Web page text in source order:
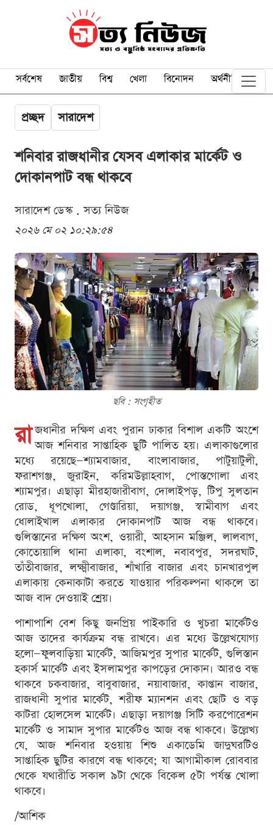
সর্বশেষ জাতীয় বিশ্ব খেলা বিনোদন অর্থনীতি
প্রচ্ছদ সারাদেশ
শনিবার রাজধানীর যেসব এলাকার মার্কেট ও
দোকানপাট বন্ধ থাকবে
সারাদেশ ডেস্ক . সত্য নিউজ
২০২৬ মে ০২ ১০:২৯:৫৪
ছবি : সংগৃহীত
রা জধানীর দক্ষিণ এবং পুরান ঢাকার বিশাল একটি অংশে
আজ শনিবার সাপ্তাহিক ছুটি পালিত হয়। এলাকাগুলোর
মধ্যে রয়েছে—শ্যামবাজার, বাংলাবাজার, পাটুয়াটুলী,
ফরাশগঞ্জ, জুরাইন, করিমউল্লাহবাগ, পোস্তগোলা এবং
শ্যামপুর। এছাড়া মীরহাজারীবাগ, দোলাইপড়, টিপু সুলতান
রোড, ধূপখোলা, গেণ্ডারিয়া, দয়াগঞ্জ, স্বামীবাগ এবং
ধোলাইখাল এলাকার দোকানপাট আজ বন্ধ থাকবে।
গুলিস্তানের দক্ষিণ অংশ, ওয়ারী, আহসান মঞ্জিল, লালবাগ,
কোতোয়ালি থানা এলাকা, বংশাল, নবাবপুর, সদরঘাট,
তাঁতীবাজার, লক্ষ্মীবাজার, শাঁখারি বাজার এবং চানখারপুল
এলাকায় কেনাকাটা করতে যাওয়ার পরিকল্পনা থাকলে তা
আজ বাদ দেওয়াই শ্রেয়।
পাশাপাশি বেশ কিছু জনপ্রিয় পাইকারি ও খুচরা মার্কেটও
আজ তাদের কার্যক্রম বন্ধ রাখবে। এর মধ্যে উল্লেখযোগ্য
হলো—ফুলবাড়িয়া মার্কেট, আজিমপুর সুপার মার্কেট, গুলিস্তান
হকার্স মার্কেট এবং ইসলামপুর কাপড়ের দোকান। আরও বন্ধ
থাকবে চকবাজার, বাবুবাজার, নয়াবাজার, কাপ্তান বাজার,
রাজধানী সুপার মার্কেট, শরীফ ম্যানশন এবং ছোট ও বড়
কাটরা হোলসেল মার্কেট। এছাড়া দয়াগঞ্জ সিটি করপোরেশন
মার্কেট ও সামাদ সুপার মার্কেটও আজ বন্ধ থাকবে। উল্লেখ্য
যে, আজ শনিবার হওয়ায় শিশু একাডেমি জাদুঘরটিও
সাপ্তাহিক ছুটির কারণে বন্ধ থাকবে; যা আগামীকাল রোববার
থেকে যথারীতি সকাল ৯টা থেকে বিকেল ৫টা পর্যন্ত খোলা
থাকবে।
/আশিক